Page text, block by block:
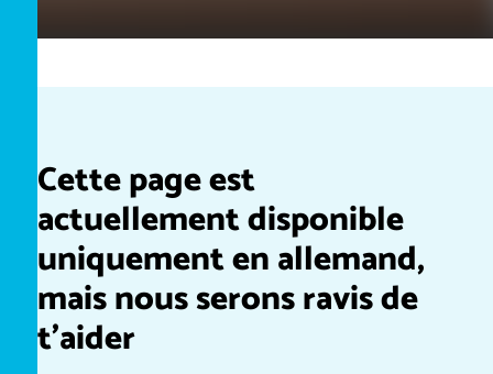
Cette page est
actuellement disponible
uniquement en allemand,
mais nous serons ravis de
t’aider